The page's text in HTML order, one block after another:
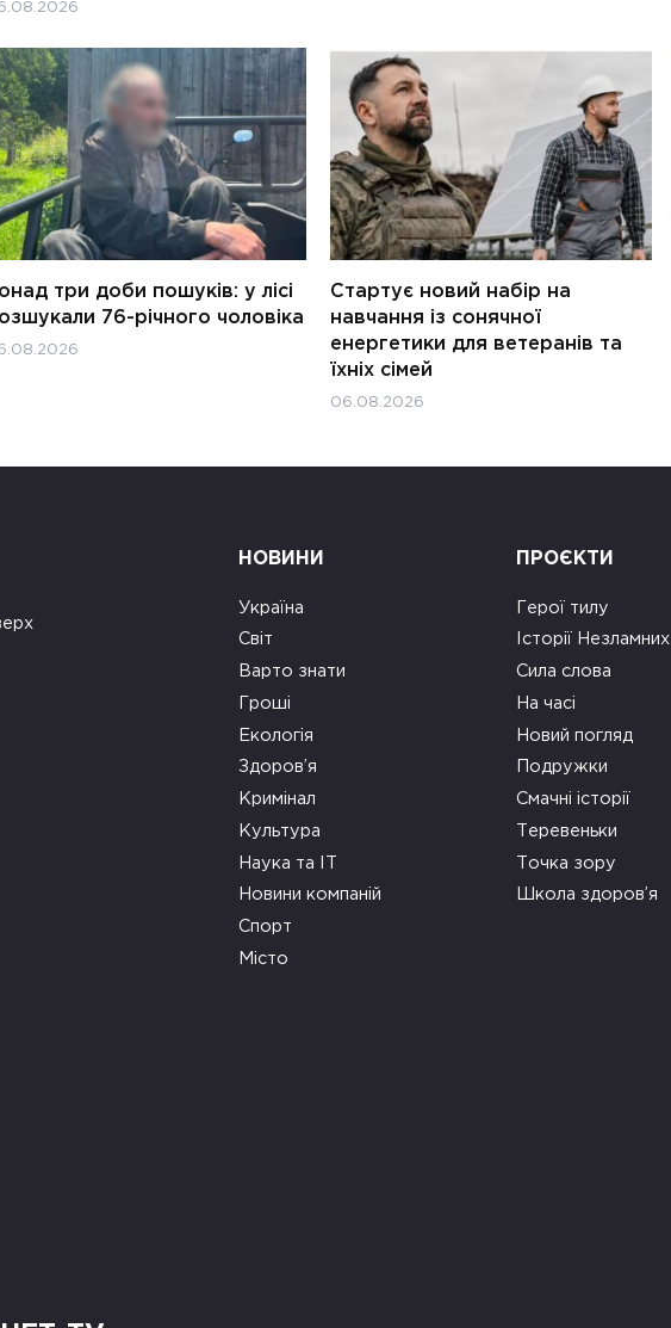
три доби пошуків: у лісі
76-річного чоловіка
Стартує новий набір на
навчання із сонячної
енергетики для ветеранів та
їхніх сімей
06.08.2026
НОВИНИ
Україна
Світ
Варто знати
Гроші
Екологія
Здоров’я
Кримінал
Культура
Наука та ІТ
Новини компаній
Спорт
Місто
ПРОЄКТИ
Герої тилу
Історії Незламних
Сила слова
На часі
Новий погляд
Подружки
Смачні історії
Теревеньки
Точка зору
Школа здоров’я